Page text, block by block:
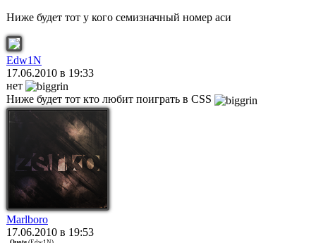
Ниже будет тот у кого семизначный номер аси
Edw1N
17.06.2010 в 19:33
нет
Ниже будет тот кто любит поиграть в CSS
Marlboro
17.06.2010 в 19:53